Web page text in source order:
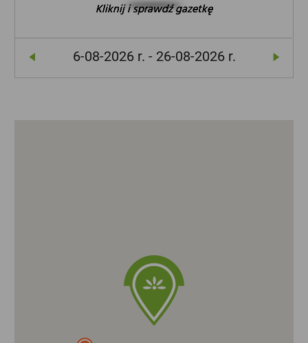
Kliknij i sprawdź gazetkę
6-08-2026 r. - 26-08-2026 r.
Kliknij i sprawdź gazetkę
Kliknij i sprawdź gazetkę